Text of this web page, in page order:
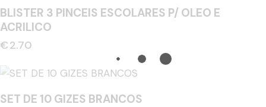
BLISTER 3 PINCEIS ESCOLARES P/ OLEO E
ACRILICO
€2.70
SET DE 10 GIZES BRANCOS